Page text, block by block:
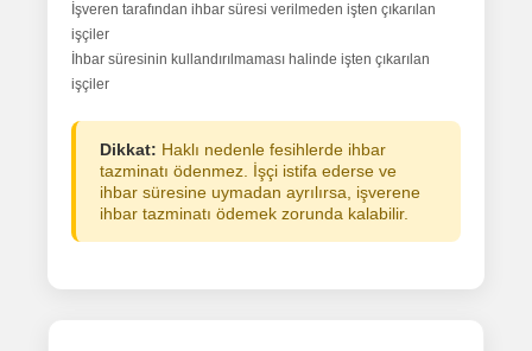
İşveren tarafından ihbar süresi verilmeden işten çıkarılan
işçiler
İhbar süresinin kullandırılmaması halinde işten çıkarılan
işçiler
Dikkat: Haklı nedenle fesihlerde ihbar
tazminatı ödenmez. İşçi istifa ederse ve
ihbar süresine uymadan ayrılırsa, işverene
ihbar tazminatı ödemek zorunda kalabilir.